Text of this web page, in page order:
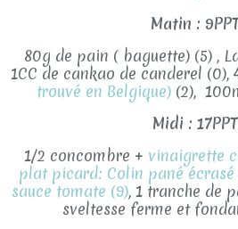
Matin :
80g de pain ( baguette) (5) ,
1CC de cankao de canderel (0),
trouvé en Belgique) (2),
Midi :
1/2 concombre + vinaigrette
plat picard: Colin pané
sauce tomate (9), 1 tranche de
sveltesse ferme et